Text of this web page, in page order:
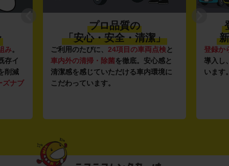
み。
存イ
削減
ズナブ
プロ品質の
「安心・安全・清潔」
ご利用のたびに、 24項目の車両点検と
車内外の清掃・除菌を徹底。安心感と
清潔感を感じていただける車内環境に
こだわっています。
登録か
導入し
います